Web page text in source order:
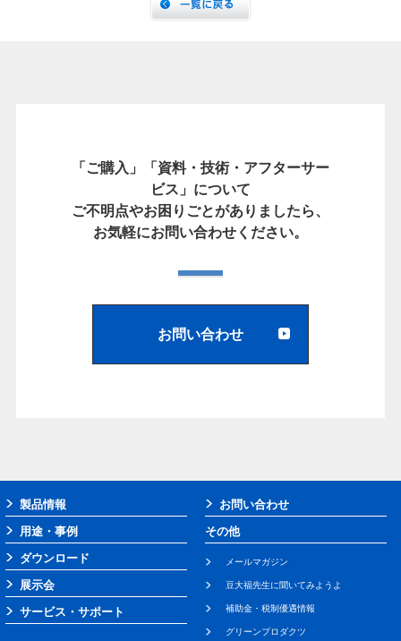
「ご購入」「資料・技術・アフターサー
ビス」について
ご不明点やお困りごとがありましたら、
お気軽にお問い合わせください。
お問い合わせ
製品情報
用途・事例
ダウンロード
展示会
サービス・サポート
お問い合わせ
その他
メールマガジン
豆大福先生に聞いてみようよ
補助金・税制優遇情報
グリーンプロダクツ